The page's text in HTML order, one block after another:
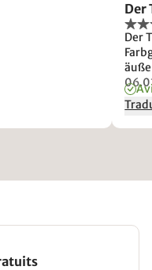
Der
Der